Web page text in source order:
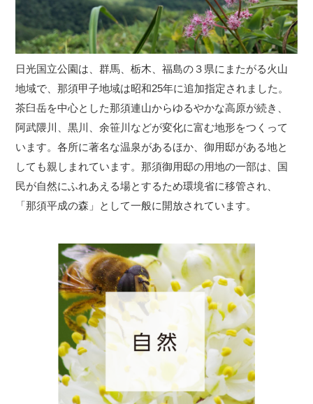
日光国立公園は、群馬、栃木、福島の３県にまたがる火山
地域で、那須甲子地域は昭和25年に追加指定されました。
茶臼岳を中心とした那須連山からゆるやかな高原が続き、
阿武隈川、黒川、余笹川などが変化に富む地形をつくって
います。各所に著名な温泉があるほか、御用邸がある地と
しても親しまれています。那須御用邸の用地の一部は、国
民が自然にふれあえる場とするため環境省に移管され、
「那須平成の森」として一般に開放されています。